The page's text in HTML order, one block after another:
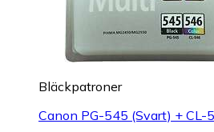
Bläckpatroner
Canon PG-545 (Svart) + CL-